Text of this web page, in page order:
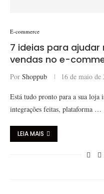
E-commerce
7 ideias para ajudar
vendas no e-
Por Shoppub 16 de maio de
Está tudo pronto para a sua loja
integrações feitas, plataforma …
LEIA MAIS